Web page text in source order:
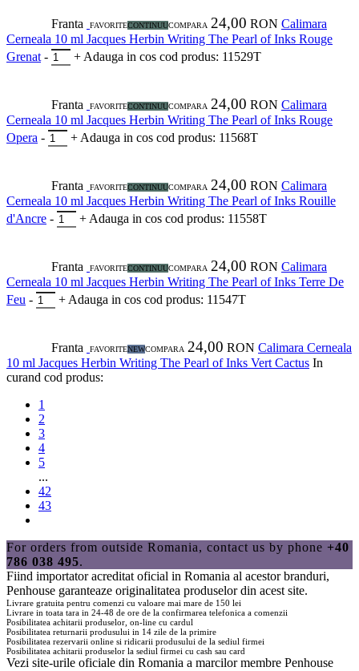
Franta FAVORITECONTINUUCOMPARA 24,00 RON Calimara
Cerneala 10 ml Jacques Herbin Writing The Pearl of Inks Rouge
Grenat - + Adauga in cos cod produs: 11529T
Franta FAVORITECONTINUUCOMPARA 24,00 RON Calimara
Cerneala 10 ml Jacques Herbin Writing The Pearl of Inks Rouge
Opera - + Adauga in cos cod produs: 11568T
Franta FAVORITECONTINUUCOMPARA 24,00 RON Calimara
Cerneala 10 ml Jacques Herbin Writing The Pearl of Inks Rouille
d'Ancre - + Adauga in cos cod produs: 11558T
Franta FAVORITECONTINUUCOMPARA 24,00 RON Calimara
Cerneala 10 ml Jacques Herbin Writing The Pearl of Inks Terre De
Feu - + Adauga in cos cod produs: 11547T
Franta FAVORITENEWCOMPARA 24,00 RON Calimara Cerneala
10 ml Jacques Herbin Writing The Pearl of Inks Vert Cactus In
curand cod produs:
1
2
3
4
5
...
42
43
For orders from outside Romania, contact us by phone +40
786 038 495.
Fiind importator acreditat oficial in Romania al acestor branduri,
Penhouse garanteaze originalitatea produselor din acest site.
Livrare gratuita pentru comenzi cu valoare mai mare de 150 lei
Livrare in toata tara in 24-48 de ore de la confirmarea telefonica a comenzii
Posibilitatea achitarii produselor, on-line cu cardul
Posibilitatea returnarii produsului in 14 zile de la primire
Posibilitatea rezervarii online si ridicarii produsului de la sediul firmei
Posibilitatea achitarii produselor la sediul firmei cu cash sau card
Vezi site-urile oficiale din Romania a marcilor membre Penhouse